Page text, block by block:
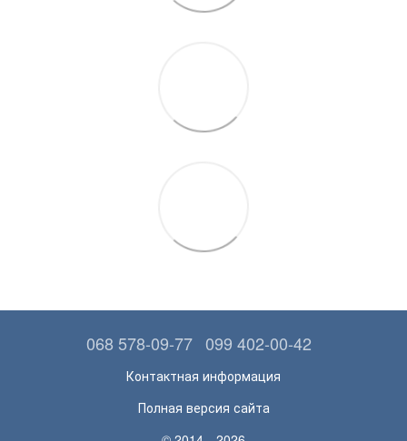
068 578-09-77 099 402-00-42
Контактная информация
Полная версия сайта